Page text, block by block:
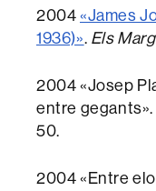
2004 «James
1936)». Els
2004 «Josep
entre gegants».
50.
2004 «Entre